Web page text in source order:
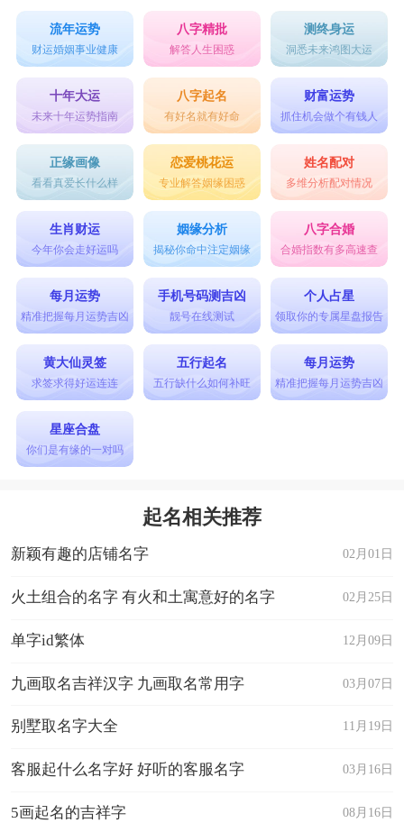
流年运势
财运婚姻事业健康
八字精批
解答人生困惑
测终身运
洞悉未来鸿图大运
十年大运
未来十年运势指南
八字起名
有好名就有好命
财富运势
抓住机会做个有钱人
正缘画像
看看真爱长什么样
恋爱桃花运
专业解答姻缘困惑
姓名配对
多维分析配对情况
生肖财运
今年你会走好运吗
姻缘分析
揭秘你命中注定姻缘
八字合婚
合婚指数有多高速查
每月运势
精准把握每月运势吉凶
手机号码测吉凶
靓号在线测试
个人占星
领取你的专属星盘报告
黄大仙灵签
求签求得好运连连
五行起名
五行缺什么如何补旺
每月运势
精准把握每月运势吉凶
星座合盘
你们是有缘的一对吗
起名相关推荐
02月01日
新颖有趣的店铺名字
02月25日
火土组合的名字 有火和土寓意好的名字
12月09日
单字id繁体
03月07日
九画取名吉祥汉字 九画取名常用字
11月19日
别墅取名字大全
03月16日
客服起什么名字好 好听的客服名字
08月16日
5画起名的吉祥字